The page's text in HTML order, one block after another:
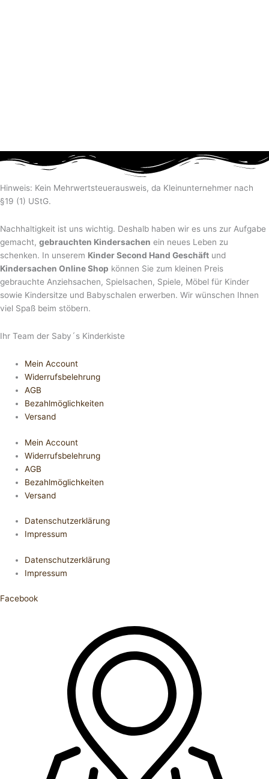
Hinweis: Kein Mehrwertsteuerausweis, da Kleinunternehmer nach
§19 (1) UStG.
Nachhaltigkeit ist uns wichtig. Deshalb haben wir es uns zur Aufgabe
gemacht, gebrauchten Kindersachen ein neues Leben zu
schenken. In unserem Kinder Second Hand Geschäft und
Kindersachen Online Shop können Sie zum kleinen Preis
gebrauchte Anziehsachen, Spiel­sachen, Spiele, Möbel für Kinder
sowie Kindersitze und Babyschalen erwerben. Wir wünschen Ihnen
viel Spaß beim stöbern.
Ihr Team der Saby´s Kinderkiste
Mein Account
Widerrufsbelehrung
AGB
Bezahlmöglichkeiten
Versand
Mein Account
Widerrufsbelehrung
AGB
Bezahlmöglichkeiten
Versand
Datenschutzerklärung
Impressum
Datenschutzerklärung
Impressum
Facebook